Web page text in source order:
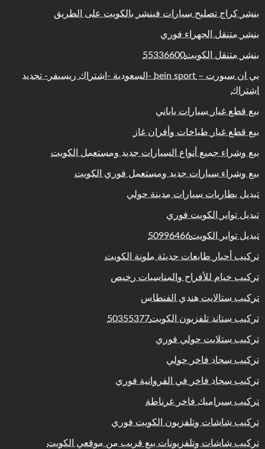
بنشر كراج تصليح سيارات فينشر بالكويت على الطريق
بنشر متنقل الجهراء فوري
بنشر متنقل الكويت55336600
بي ان سبورت – bein sport -السعودية -اشتراك ريسيفر- تجديد
اشتراك
بيع قطع غيار سيارات ياباني
بيع قطع غيار طباخات وأفران غاز
بيع وشراء جميع أنواع السيارات جديد ومستعمل الكويت
بيع وشراء سيارات جديد ومستعمل فوري الكويت
تبديل بطاريات سيارات مدينة حولي
تبديل تواير الكويت فوري
تبديل تواير الكويت50996466
تركيب أحبار طابعات حديثة ملونة الكويت
تركيب خيام للأفراح والمناسبات رخيص
تركيب ستالايت هندي الفنطاس
تركيب ستاند تلفزيون الكويت50355377
تركيب ستلايت حولي فوري
تركيب سجاد فاخر حولي
تركيب سجاد فاخر في الفروانية فوري
تركيب سيراميك فاخر غرناطة
تركيب شاشات وتلفزيون الكويت فوري
تركيب شاشات وتلفزيونات بيع قريب من موقعي الكويت